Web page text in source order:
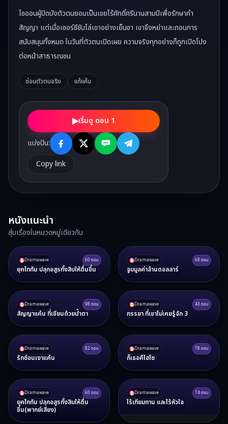
ไซออนผู้ปิดบังตัวตนยอมเป็นเขยไร้ศักดิ์ศรีนานสามปีเพื่อรักษาคำ
สัญญา แต่เมื่อเซอร์ซีขับไล่เขาอย่างเย็นชา เขาจึงหย่าและถอนการ
สนับสนุนทั้งหมด ในวันที่ตัวตนเปิดเผย ความจริงทุกอย่างก็ถูกเปิดโปง
ต่อหน้าสาธารณชน
ซ่อนตัวตนจริง แก้แค้น
▶เริ่มดู ตอน 1
แบ่งปัน:
Copy link
หนังแนะนำ
สุ่มเรื่องในหมวดหมู่เดียวกัน
Dramawave 60 ตอน
ยุคไททัน ปลุกอสูรทั้งสิบให้ตื่นขึ้น
Dramawave 68 ตอน
จูบมูลค่าล้านดอลลาร์
Dramawave 98 ตอน
สัญญาแค้น ที่เขียนด้วยน้ำตา
Dramawave 43 ตอน
ภรรยา ที่เขาไม่เคยรู้จัก 3
Dramawave 82 ตอน
รักซ้อนเงาแค้น
Dramawave 78 ตอน
ก็เธอคืไฮโซ
Dramawave 60 ตอน
ยุคไททัน ปลุกอสูรทั้งสิบให้ตื่น
ขึ้น(พากย์เสียง)
Dramawave 74ตอน
ไร้เทียมทาน และไร้หัวใจ